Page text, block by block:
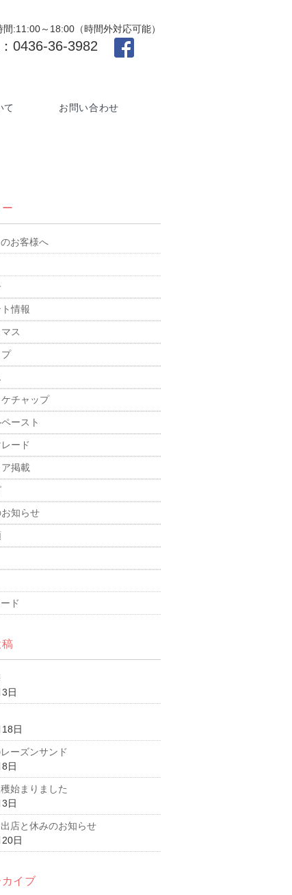
間:11:00～18:00（時間外対応可能）
0436-36-3982
て お問い合わせ
お客様へ
情報
ス
プ
ケチャップ
ースト
ード
ア掲載
知らせ
ド
日
日
ーズンサンド
日
始まりました
日
店と休みのお知らせ
日
イブ